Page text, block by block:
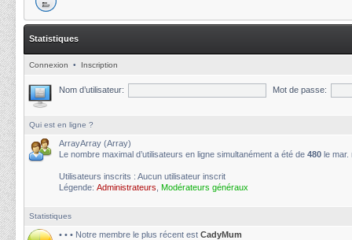
Statistiques
Connexion • Inscription
Nom d’utilisateur: Mot de passe:
Qui est en ligne ?
ArrayArray (Array)
Le nombre maximal d’utilisateurs en ligne simultanément a été de 480 le mar.
Utilisateurs inscrits : Aucun utilisateur inscrit
Légende: Administrateurs Modérateurs généraux
Statistiques
• • • Notre membre le plus récent est CadyMum